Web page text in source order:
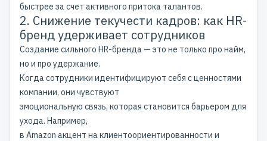
быстрее за счет активного притока талантов.
2. Снижение текучести кадров: как HR-
бренд удерживает сотрудников
Создание сильного HR-бренда — это не только про найм,
но и про удержание.
Когда сотрудники идентифицируют себя с ценностями
компании, они чувствуют
эмоциональную связь, которая становится барьером для
ухода. Например,
в Amazon акцент на клиентоориентированности и